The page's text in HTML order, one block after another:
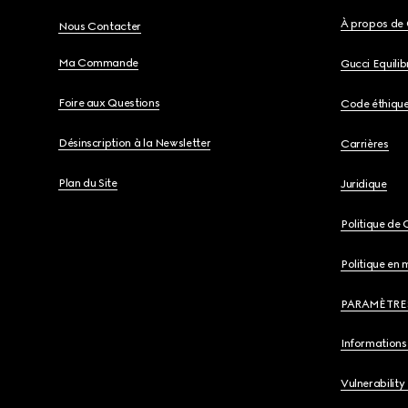
Nous Contacter
Ma Commande
Foire aux Questions
Désinscription à la Newsletter
Plan du Site
À propos de
Gucci
Code
Carrières
Juridique
Politique de
Politique en
Informations
Vulnerability